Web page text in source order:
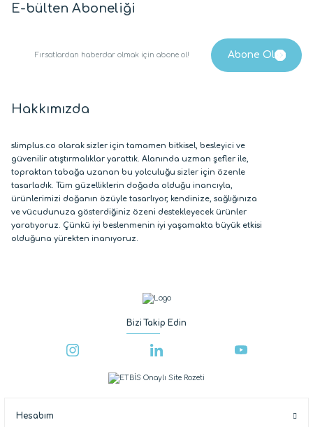
E-bülten Aboneliği
Hakkımızda
slimplus.co olarak sizler için tamamen bitkisel, besleyici ve
güvenilir atıştırmalıklar yarattık. Alanında uzman şefler ile,
topraktan tabağa uzanan bu yolculuğu sizler için özenle
tasarladık. Tüm güzelliklerin doğada olduğu inancıyla,
ürünlerimizi doğanın özüyle tasarlıyor, kendinize, sağlığınıza
ve vücudunuza gösterdiğiniz özeni destekleyecek ürünler
yaratıyoruz. Çünkü iyi beslenmenin iyi yaşamakta büyük etkisi
olduğuna yürekten inanıyoruz.
Bizi Takip Edin
Hesabım